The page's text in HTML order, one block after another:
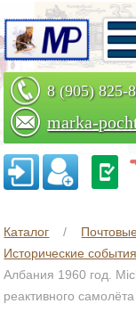
8 (905) 825-
marka-
Каталог
Исторические события
Албания 1960 год.
реактивного